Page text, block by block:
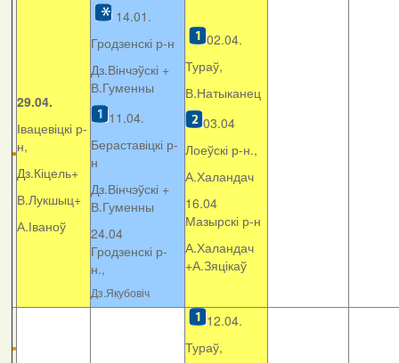
29.04.
Івацевіцкі р-
н,
Дз.Кіцель+
В.Лукшыц+
А.Іваноў
14.01.
Гродзенскі р-н
Дз.Вінчэўскі +
В.Гуменны
11.04.
Бераставіцкі р-
н
Дз.Вінчэўскі +
В.Гуменны
24.04
Гродзенскі р-
н.,
Дз.Якубовіч
02.04.
Тураў,
В.Натыканец
03.04
Лоеўскі р-н.,
А.Халандач
16.04
Мазырскі р-н
А.Халандач
+А.Зяцікаў
12.04.
Тураў,